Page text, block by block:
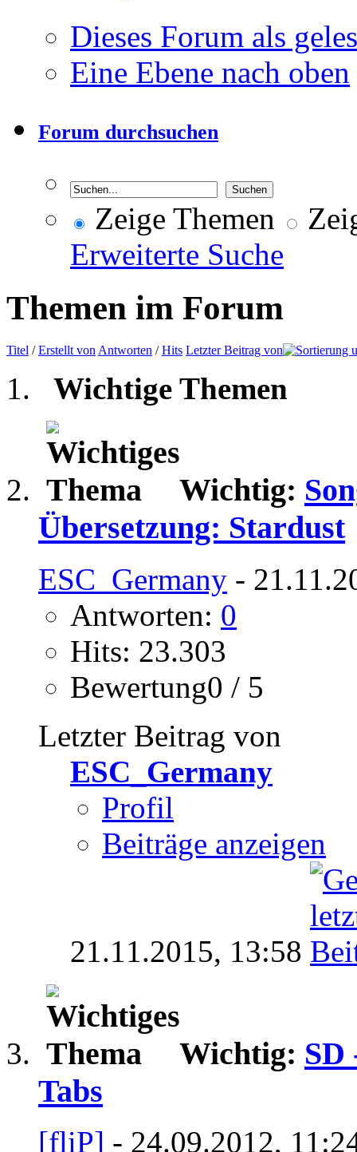
Dieses Forum als
Eine Ebene nach oben
Forum durchsuchen
Zeige Themen
Erweiterte Suche
Themen im Forum
Titel /Erstellt von Antworten /Hits Letzter Beitrag von
Wichtige Themen
Wichtig:
Übersetzung: Stardust
ESC_Germany -
Antworten: 0
Hits: 23.303
Bewertung0 / 5
Letzter Beitrag von
ESC_Germany
Profil
Beiträge anzeigen
21.11.2015, 13:58
Wichtig: SD
Tabs
[fliP] - 24.09.2012,